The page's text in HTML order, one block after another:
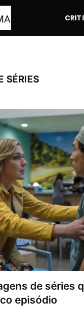
SÉRIES
de séries
episódio